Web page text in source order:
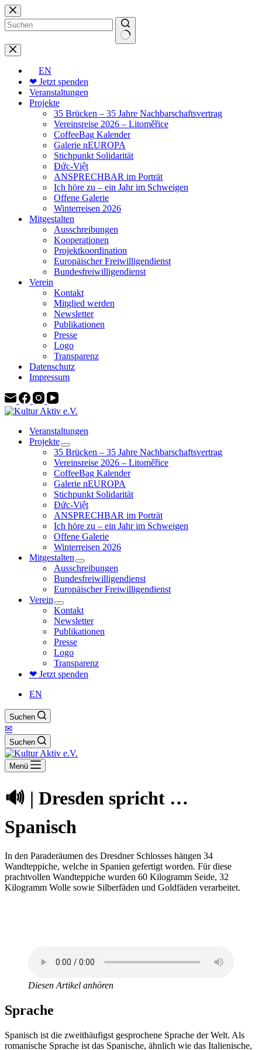
Zum
Inhalt
springen
Keine
Ergebnisse
EN
❤ Jetzt spenden
Veranstaltungen
Projekte
35 Brücken – 35 Jahre Nachbarschaftsvertrag
Vereinsreise 2026 – Litoměřice
CoffeeBag Kalender
Galerie nEUROPA
Stichpunkt Solidarität
Đức-Việt
ANSPRECHBAR im Porträt
Ich höre zu – ein Jahr im Schweigen
Offene Galerie
Winterreisen 2026
Mitgestalten
Ausschreibungen
Kooperationen
Projektkoordination
Europäischer Freiwilligendienst
Bundesfreiwilligendienst
Verein
Kontakt
Mitglied werden
Newsletter
Publikationen
Presse
Logo
Transparenz
Datenschutz
Impressum
Veranstaltungen
Projekte
35 Brücken – 35 Jahre Nachbarschaftsvertrag
Vereinsreise 2026 – Litoměřice
CoffeeBag Kalender
Galerie nEUROPA
Stichpunkt Solidarität
Đức-Việt
ANSPRECHBAR im Porträt
Ich höre zu – ein Jahr im Schweigen
Offene Galerie
Winterreisen 2026
Mitgestalten
Ausschreibungen
Bundesfreiwilligendienst
Europäischer Freiwilligendienst
Verein
Kontakt
Newsletter
Publikationen
Presse
Logo
Transparenz
❤ Jetzt spenden
EN
Suchen
✉
Suchen
Menü
🔊 | Dresden spricht …
Spanisch
In den Paraderäumen des Dresdner Schlosses hängen 34
Wandteppiche, welche in Spanien gefertigt worden. Für diese
prachtvollen Wandteppiche wurden 60 Kilogramm Seide, 32
Kilogramm Wolle sowie Silberfäden und Goldfäden verarbeitet.
Diesen Artikel anhören
Sprache
Spanisch ist die zweithäufigst gesprochene Sprache der Welt. Als
romanische Sprache ist das Spanische, ähnlich wie das Italienische,